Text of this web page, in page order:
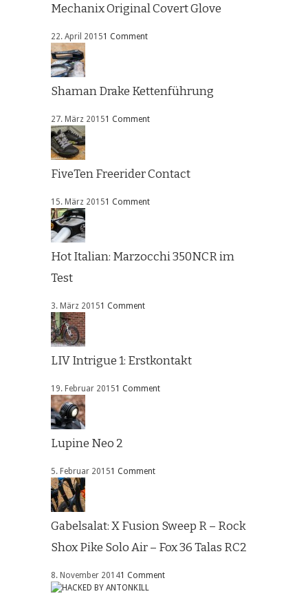
Mechanix Original Covert Glove
22. April 20151 Comment
Shaman Drake Kettenführung
27. März 20151 Comment
FiveTen Freerider Contact
15. März 20151 Comment
Hot Italian: Marzocchi 350NCR im
Test
3. März 20151 Comment
LIV Intrigue 1: Erstkontakt
19. Februar 20151 Comment
Lupine Neo 2
5. Februar 20151 Comment
Gabelsalat: X Fusion Sweep R – Rock
Shox Pike Solo Air – Fox 36 Talas RC2
8. November 20141 Comment